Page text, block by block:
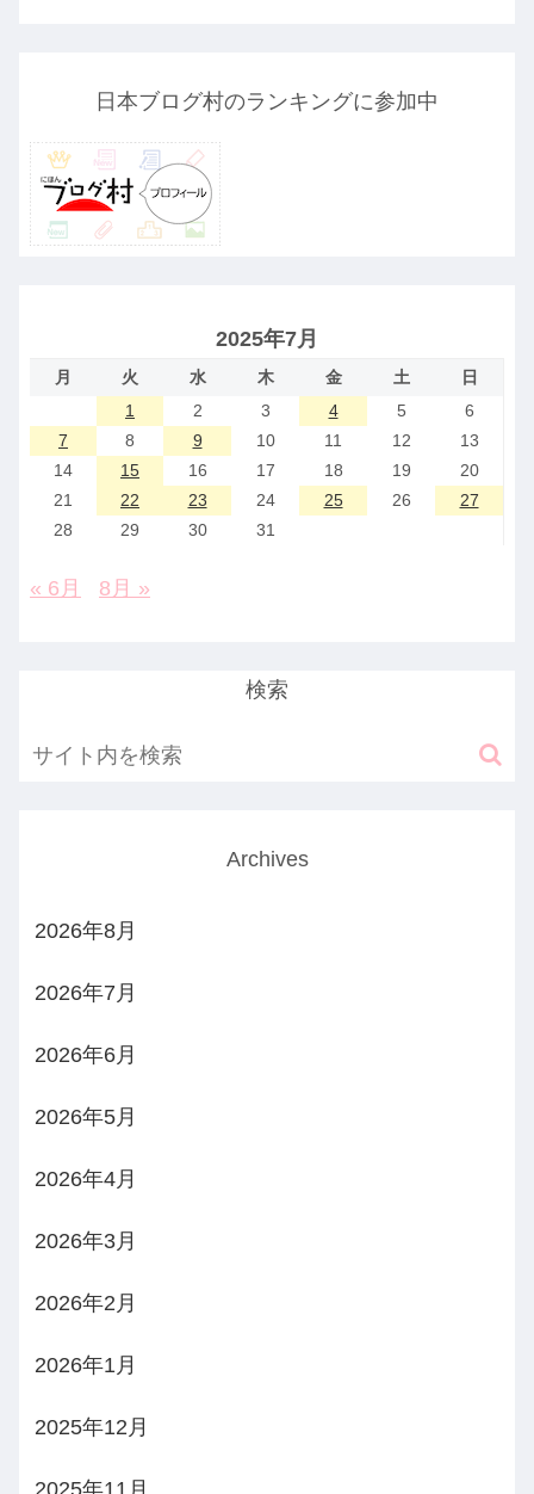
日本ブログ村のランキングに参加中
2025年7月
月 火 水 木 金 土
日
1
2 3 4 5
6
7
8 9 10 11 12
13
14
15 16 17 18 19
20
21
22 23 24 25 26
27
28
29 30 31
« 6月 8月 »
検索
Archives
2026年8月
2026年7月
2026年6月
2026年5月
2026年4月
2026年3月
2026年2月
2026年1月
2025年12月
2025年11月